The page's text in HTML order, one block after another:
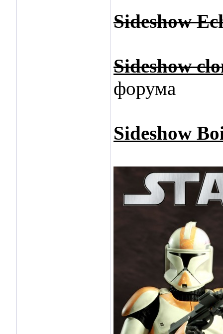
Sideshow
Sideshow
форума
Sideshow